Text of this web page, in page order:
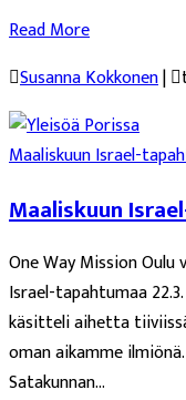
Read More
Susanna Kokkonen|
Maaliskuun Israel-
Maaliskuun
One Way Mission
Israel-tapahtumaa
käsitteli aihetta
oman aikamme
Satakunnan...